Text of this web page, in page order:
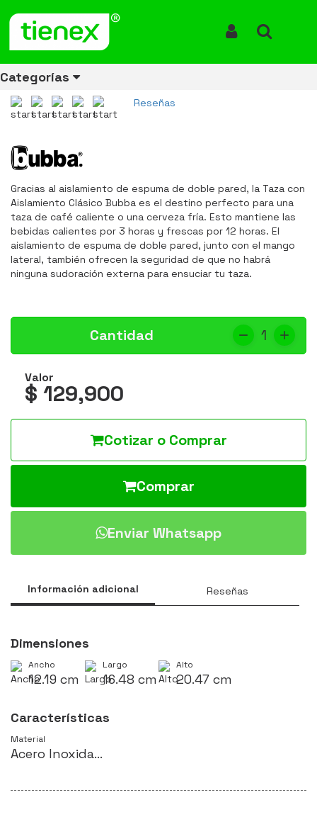
Categorías
Vaso Termo Bubba Clasico 34 Oz
1000ml Azul
REF: 1954294-BLUE
Reseñas
Gracias al aislamiento de espuma de doble pared, la Taza con
Aislamiento Clásico Bubba es el destino perfecto para una
taza de café caliente o una cerveza fría. Esto mantiene las
bebidas calientes por 3 horas y frescas por 12 horas. El
aislamiento de espuma de doble pared, junto con el mango
lateral, también ofrecen la seguridad de que no habrá
ninguna sudoración externa para ensuciar tu taza.
Cantidad 1
Valor
$ 129,900
Cotizar o Comprar
Comprar
Enviar Whatsapp
Información adicional Reseñas
Dimensiones
Ancho
12.19 cm
Largo
16.48 cm
Alto
20.47 cm
Características
Material
Acero Inoxidable
los
productos
ENERGÍA
los
productos
CANECAS
DE
RECICLAJE
los
productos
RUBBERMAID
los
productos
EQUIPOS
DE
LIMPIEZA
los
productos
MANEJO
DE
MATERIALES
los
productos
AIRE
LIBRE
los
productos
ACCESORIOS
PARA
BAÑOS